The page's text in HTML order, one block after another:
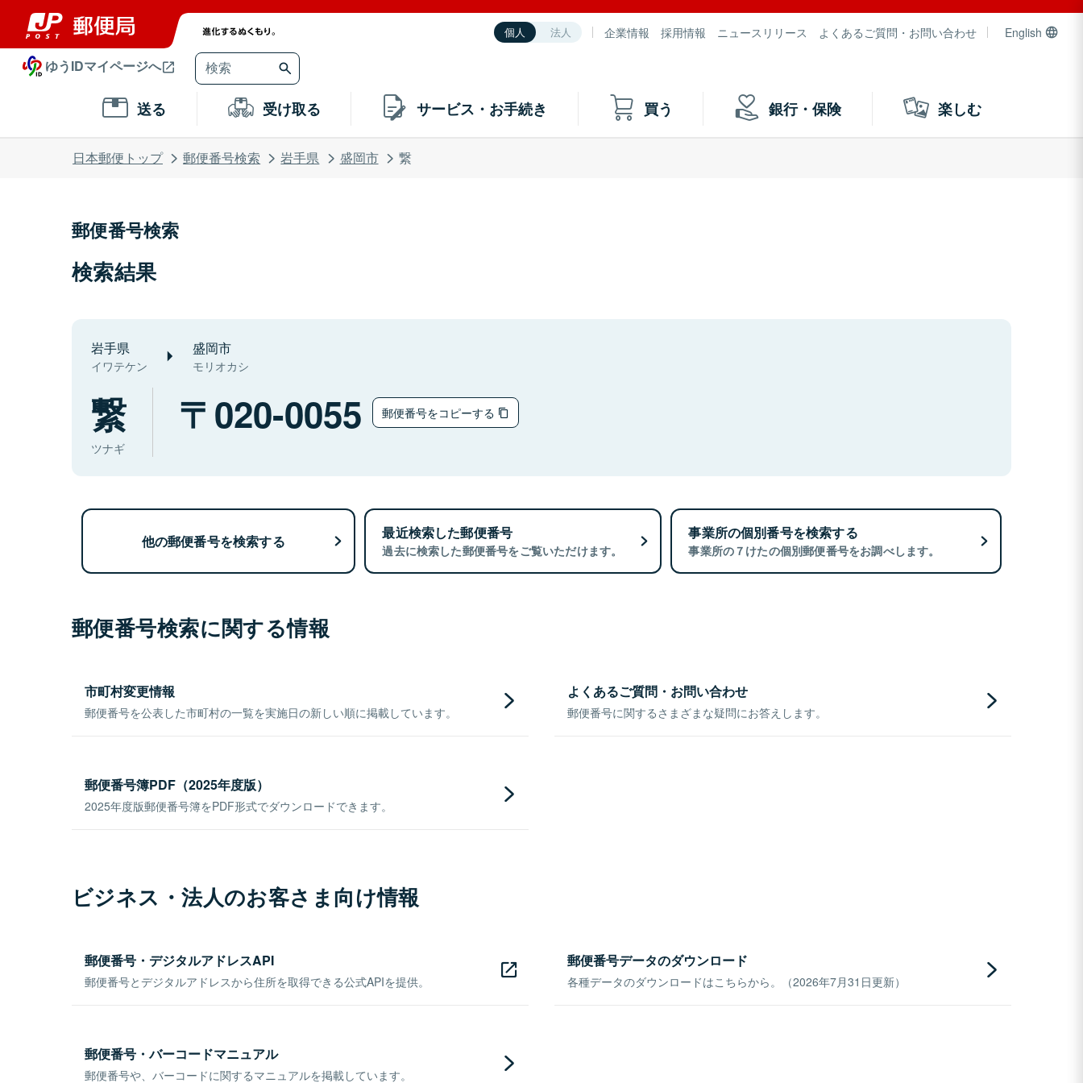
個人 法人 企業情報 採用情報 ニュースリリース よくあるご質問・お問い合わせ English
ゆうIDマイページへ
送る 受け取る サービス・お手続き 買う 銀行・保険 楽しむ
日本郵便トップ 郵便番号検索 岩手県 盛岡市 繋
郵便番号検索
検索結果
岩手県
イワテケン
盛岡市
モリオカシ
繋
ツナギ
020-0055 郵便番号をコピーする
他の郵便番号を検索する 最近検索した郵便番号
過去に検索した郵便番号をご覧いただけます。
事業所の個別番号を検索する
事業所の７けたの個別郵便番号をお調べします。
郵便番号検索に関する情報
市町村変更情報
郵便番号を公表した市町村の一覧を実施日の新しい順に掲載しています。
よくあるご質問・お問い合わせ
郵便番号に関するさまざまな疑問にお答えします。
郵便番号簿PDF（2025年度版）
2025年度版郵便番号簿をPDF形式でダウンロードできます。
ビジネス・法人のお客さま向け情報
郵便番号・デジタルアドレスAPI
郵便番号とデジタルアドレスから住所を取得できる公式APIを提供。
郵便番号データのダウンロード
各種データのダウンロードはこちらから。（2026年7月31日更新）
郵便番号・バーコードマニュアル
郵便番号や、バーコードに関するマニュアルを掲載しています。